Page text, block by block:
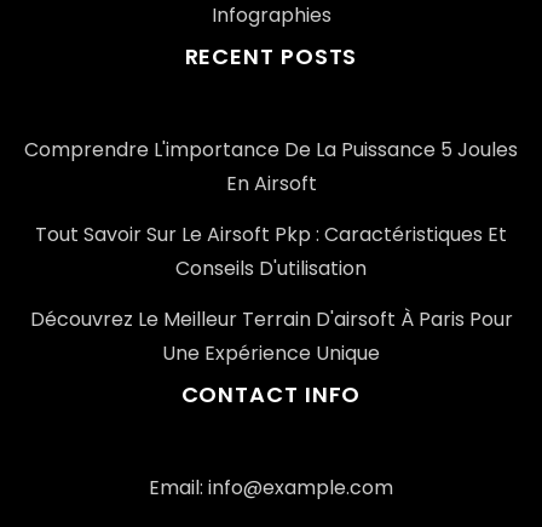
Infographies
RECENT POSTS
Comprendre L'importance De La Puissance 5 Joules
En Airsoft
Tout Savoir Sur Le Airsoft Pkp : Caractéristiques Et
Conseils D'utilisation
Découvrez Le Meilleur Terrain D'airsoft À Paris Pour
Une Expérience Unique
CONTACT INFO
Email: info@example.com